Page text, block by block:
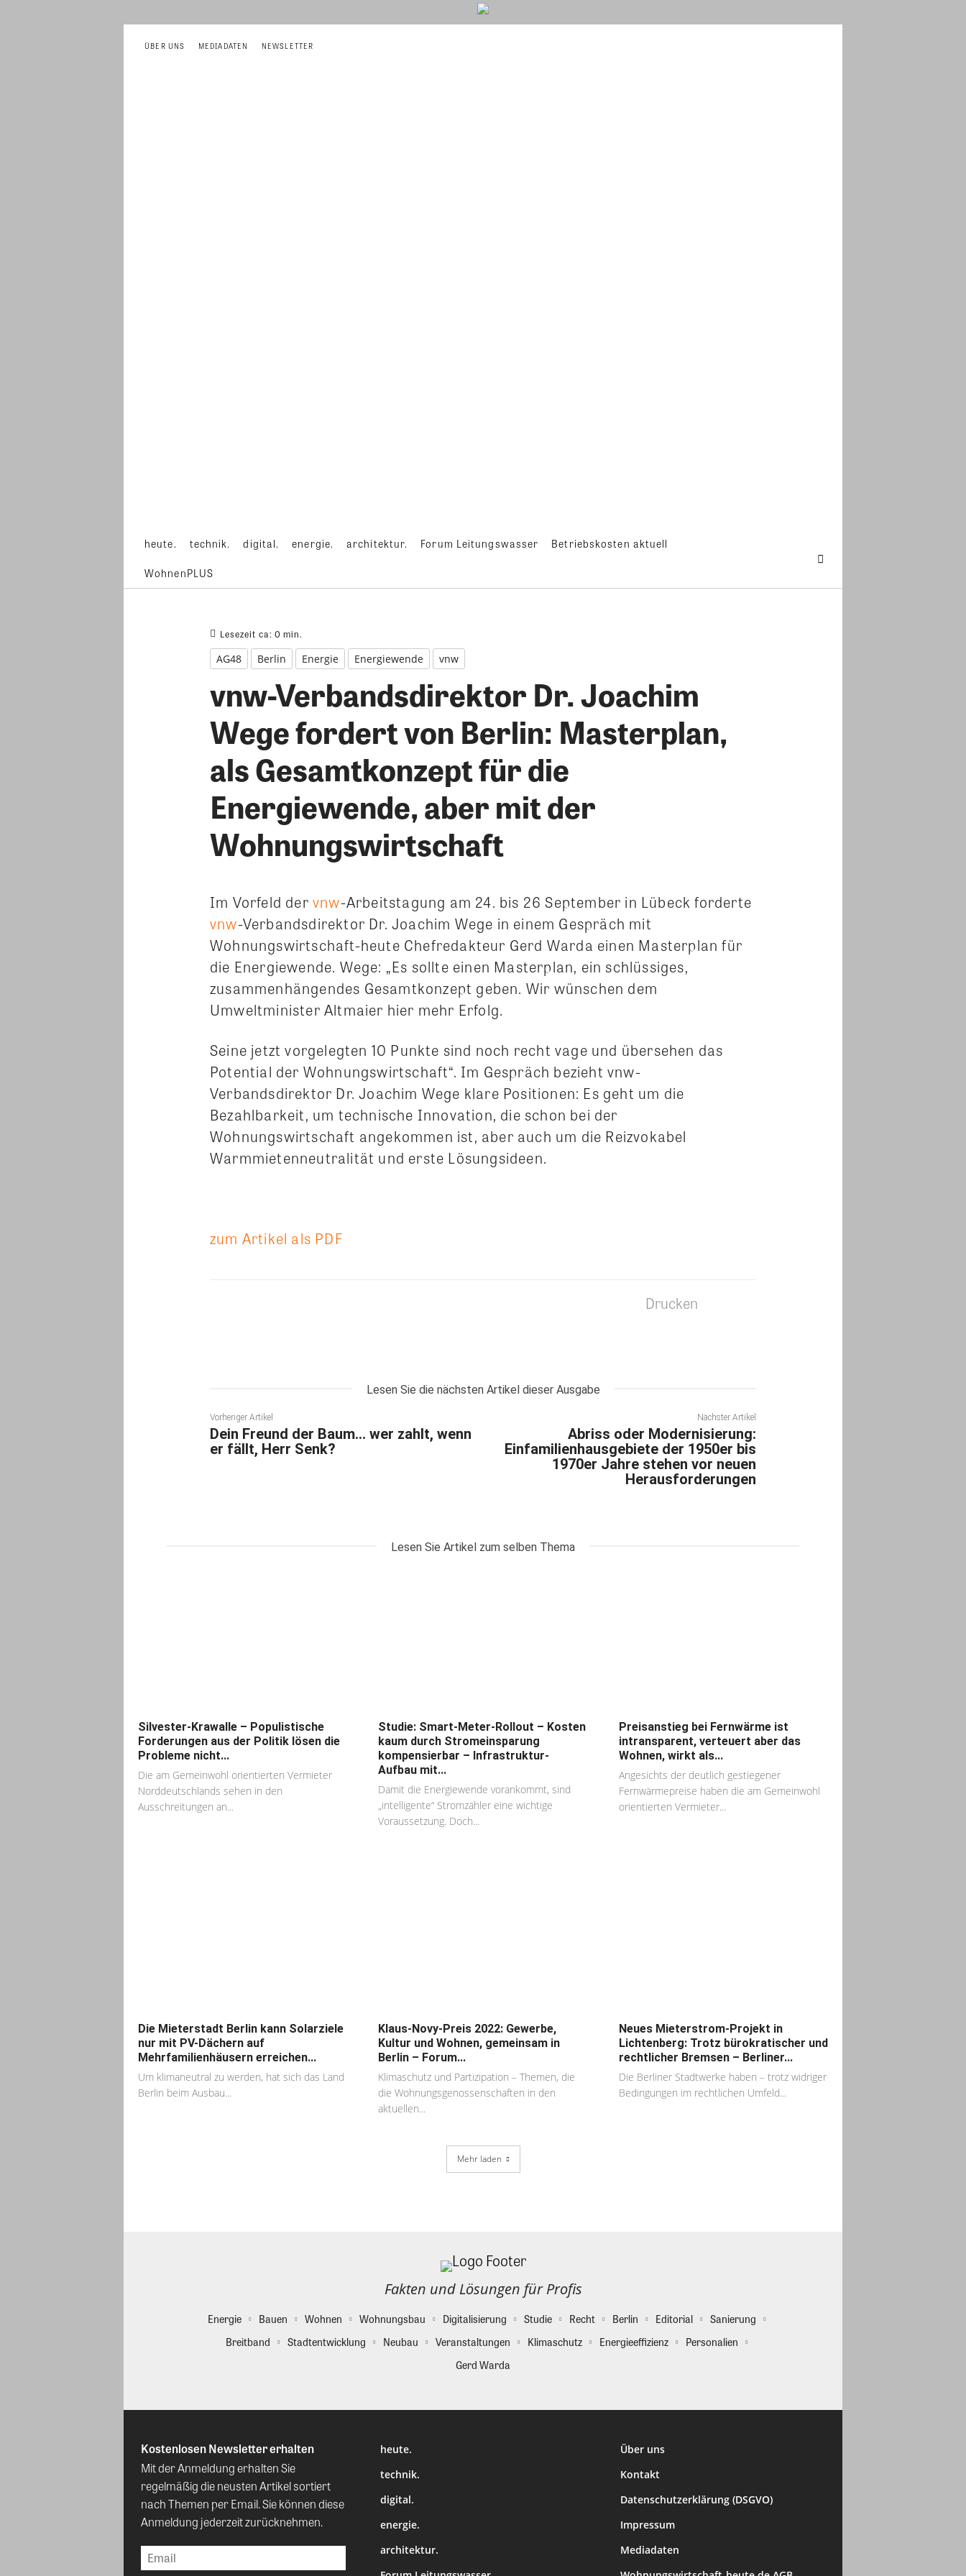
ÜBER UNS MEDIADATEN NEWSLETTER
heute. technik. digital. energie. architektur. Forum Leitungswasser Betriebskosten aktuell
WohnenPLUS
Lesezeit ca: 0 min.
AG48 Berlin Energie Energiewende vnw
vnw-Verbandsdirektor Dr. Joachim
Wege fordert von Berlin: Masterplan,
als Gesamtkonzept für die
Energiewende, aber mit der
Wohnungswirtschaft
Im Vorfeld der vnw-Arbeitstagung am 24. bis 26 September in Lübeck forderte
vnw-Verbandsdirektor Dr. Joachim Wege in einem Gespräch mit
Wohnungswirtschaft-heute Chefredakteur Gerd Warda einen Masterplan für
die Energiewende. Wege: „Es sollte einen Masterplan, ein schlüssiges,
zusammenhängendes Gesamtkonzept geben. Wir wünschen dem
Umweltminister Altmaier hier mehr Erfolg.
Seine jetzt vorgelegten 10 Punkte sind noch recht vage und übersehen das
Potential der Wohnungswirtschaft“. Im Gespräch bezieht vnw-
Verbandsdirektor Dr. Joachim Wege klare Positionen: Es geht um die
Bezahlbarkeit, um technische Innovation, die schon bei der
Wohnungswirtschaft angekommen ist, aber auch um die Reizvokabel
Warmmietenneutralität und erste Lösungsideen.
zum Artikel als PDF
Drucken
Lesen Sie die nächsten Artikel dieser Ausgabe
Vorheriger Artikel
Dein Freund der Baum… wer zahlt, wenn
er fällt, Herr Senk?
Nächster Artikel
Abriss oder Modernisierung:
Einfamilienhausgebiete der 1950er bis
1970er Jahre stehen vor neuen
Herausforderungen
Lesen Sie Artikel zum selben Thema
Silvester-Krawalle – Populistische
Forderungen aus der Politik lösen die
Probleme nicht...
Die am Gemeinwohl orientierten Vermieter
Norddeutschlands sehen in den
Ausschreitungen an...
Studie: Smart-Meter-Rollout – Kosten
kaum durch Stromeinsparung
kompensierbar – Infrastruktur-
Aufbau mit...
Damit die Energiewende vorankommt, sind
„intelligente“ Stromzähler eine wichtige
Voraussetzung. Doch...
Preisanstieg bei Fernwärme ist
intransparent, verteuert aber das
Wohnen, wirkt als...
Angesichts der deutlich gestiegener
Fernwärmepreise haben die am Gemeinwohl
orientierten Vermieter...
Die Mieterstadt Berlin kann Solarziele
nur mit PV-Dächern auf
Mehrfamilienhäusern erreichen...
Um klimaneutral zu werden, hat sich das Land
Berlin beim Ausbau...
Klaus-Novy-Preis 2022: Gewerbe,
Kultur und Wohnen, gemeinsam in
Berlin – Forum...
Klimaschutz und Partizipation – Themen, die
die Wohnungsgenossenschaften in den
aktuellen...
Neues Mieterstrom-Projekt in
Lichtenberg: Trotz bürokratischer und
rechtlicher Bremsen – Berliner...
Die Berliner Stadtwerke haben – trotz widriger
Bedingungen im rechtlichen Umfeld...
Mehr laden
Fakten und Lösungen für Profis
Energie Bauen Wohnen Wohnungsbau Digitalisierung Studie Recht Berlin Editorial
Sanierung
Breitband
Stadtentwicklung Neubau Veranstaltungen Klimaschutz Energieeffizienz
Personalien
Gerd Warda
Kostenlosen Newsletter erhalten
Mit der Anmeldung erhalten Sie
regelmäßig die neusten Artikel sortiert
nach Themen per Email. Sie können diese
Anmeldung jederzeit zurücknehmen.
heute.
technik.
digital.
energie.
architektur.
Über uns
Kontakt
Datenschutzerklärung (DSGVO)
Impressum
Mediadaten